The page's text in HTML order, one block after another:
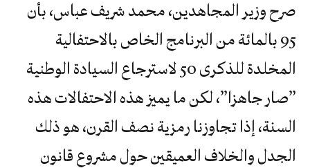
صرح وزير المجاهدين، محمد شريف عباس، بأن
95 بالمائة من البرنامج الخاص بالاحتفالية
المخلدة للذكرى 50 لاسترجاع السيادة الوطنية
”صار جاهزا”، لكن ما يميز هذه الاحتفالات هذه
السنة، إذا تجاوزنا رمزية نصف القرن، هو ذلك
الجدل والخلاف العميقين حول مشروع قانون